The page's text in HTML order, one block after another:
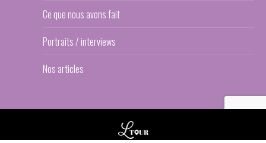
Ce que nous avons fait
Portraits / interviews
Nos articles